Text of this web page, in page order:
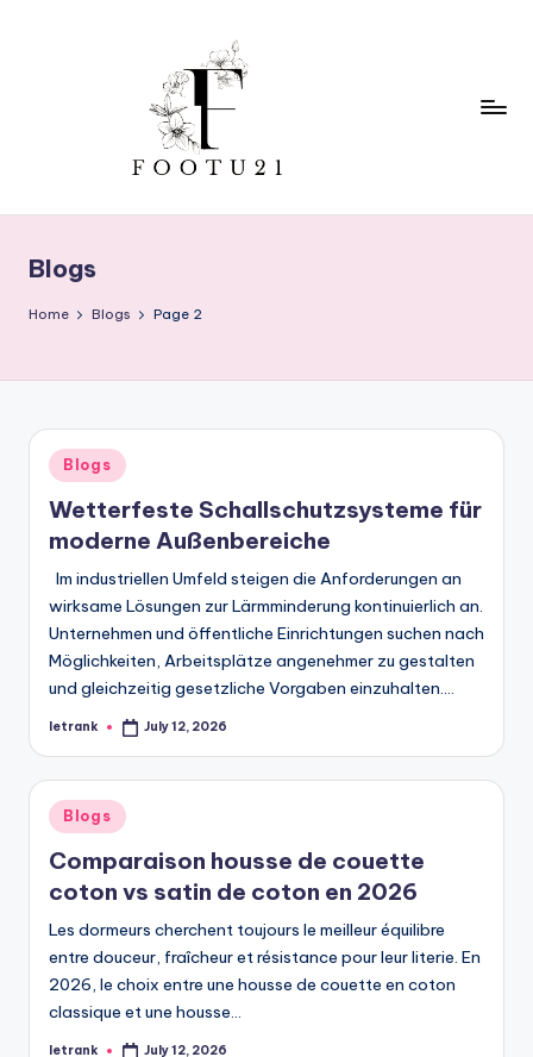
o
t
1
Blogs
Home Blogs Page 2
Posted
in
Blogs
Wetterfeste Schallschutzsysteme für
moderne Außenbereiche
Im industriellen Umfeld steigen die Anforderungen an
wirksame Lösungen zur Lärmminderung kontinuierlich an.
Unternehmen und öffentliche Einrichtungen suchen nach
Möglichkeiten, Arbeitsplätze angenehmer zu gestalten
und gleichzeitig gesetzliche Vorgaben einzuhalten.…
Posted
letrank July 12, 2026
Posted
in
Blogs
Comparaison housse de couette
coton vs satin de coton en 2026
Les dormeurs cherchent toujours le meilleur équilibre
entre douceur, fraîcheur et résistance pour leur literie. En
2026, le choix entre une housse de couette en coton
classique et une housse…
letrank July 12, 2026